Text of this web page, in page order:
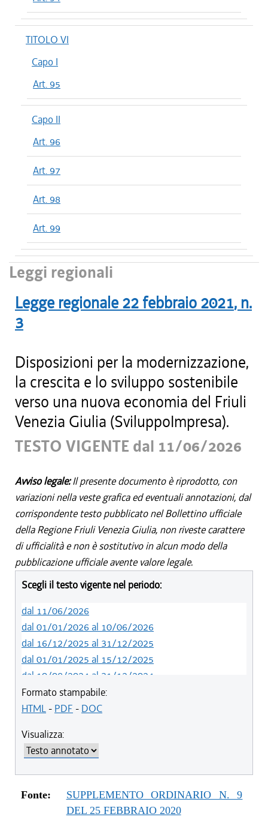
TITOLO VI
Capo I
Art. 95
Capo II
Art. 96
Art. 97
Art. 98
Art. 99
Leggi regionali
Legge regionale 22 febbraio 2021, n.
3
Disposizioni per la modernizzazione,
la crescita e lo sviluppo sostenibile
verso una nuova economia del Friuli
Venezia Giulia (SviluppoImpresa).
TESTO VIGENTE dal 11/06/2026
Avviso legale:Il presente documento è riprodotto, con
variazioni nella veste grafica ed eventuali annotazioni, dal
corrispondente testo pubblicato nel Bollettino ufficiale
della Regione Friuli Venezia Giulia, non riveste carattere
di ufficialità e non è sostitutivo in alcun modo della
pubblicazione ufficiale avente valore legale.
Scegli il testo vigente nel periodo:
dal 11/06/2026
dal 01/01/2026 al 10/06/2026
dal 16/12/2025 al 31/12/2025
dal 01/01/2025 al 15/12/2025
dal 10/08/2024 al 31/12/2024
dal 14/05/2024 al 09/08/2024
dal 01/01/2024 al 13/05/2024
dal 12/08/2023 al 30/10/2023
dal 07/03/2023 al 11/08/2023
dal 01/01/2023 al 06/03/2023
dal 10/11/2022 al 31/12/2022
dal 09/08/2022 al 09/11/2022
Formato stampabile:
HTML- PDF - DOC
Visualizza:
Fonte:
SUPPLEMENTO ORDINARIO N. 9
DEL 25 FEBBRAIO 2020